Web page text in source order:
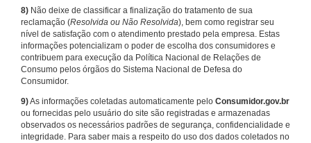
8) Não deixe de classificar a finalização do tratamento de sua
reclamação (Resolvida ou Não Resolvida), bem como registrar seu
nível de satisfação com o atendimento prestado pela empresa. Estas
informações potencializam o poder de escolha dos consumidores e
contribuem para execução da Política Nacional de Relações de
Consumo pelos órgãos do Sistema Nacional de Defesa do
Consumidor.
9)As informações coletadas automaticamente pelo Consumidor.gov.br
ou fornecidas pelo usuário do site são registradas e armazenadas
observados os necessários padrões de segurança, confidencialidade e
integridade. Para saber mais a respeito do uso dos dados coletados no